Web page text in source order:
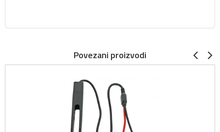
Povezani proizvodi